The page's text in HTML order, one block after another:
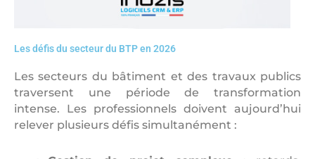
Les défis du secteur du BTP en 2026
Les secteurs du bâtiment et des travaux publics
traversent une période de transformation
intense. Les professionnels doivent aujourd’hui
relever plusieurs défis simultanément :